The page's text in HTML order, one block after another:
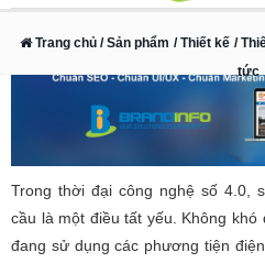
navigation
Trang chủ/ Sản phẩm / Thiết kế /
tức
Trong thời đại công nghệ số 4.0,
cầu là một điều tất yếu. Không
đang sử dụng các phương tiện